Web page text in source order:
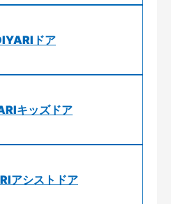
ドア
キッズドア
アシストドア